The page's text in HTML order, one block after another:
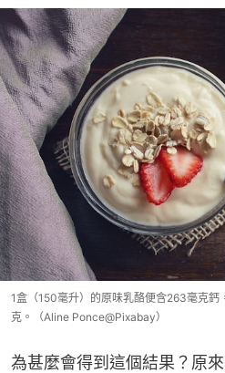
1盒（150毫升）的原味乳酪便含263毫克鈣
克。（Aline Ponce@Pixabay）
為甚麼會得到這個結果？原